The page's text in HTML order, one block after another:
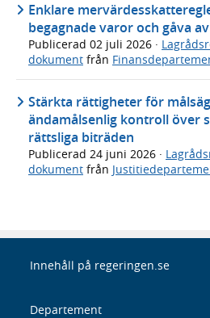
Enklare
begagnade varor och gåva
Publicerad 02 juli 2026 ·
dokument från
Stärkta rättigheter för
ändamålsenlig kontroll över
rättsliga biträden
Publicerad 24 juni 2026 ·
dokument från
Innehåll på regeringen.se
Departement